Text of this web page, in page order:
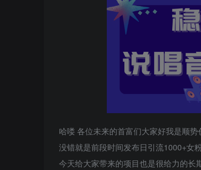
哈喽 各位未来的首富们大家好我是顺势
没错就是前段时间发布日引流1000+女
今天给大家带来的项目也是很给力的长